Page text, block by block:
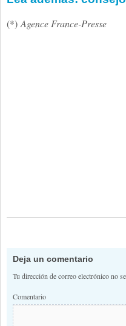
(*) Agence France-Presse
Deja un comentario
Tu dirección de correo electrónico no
Comentario